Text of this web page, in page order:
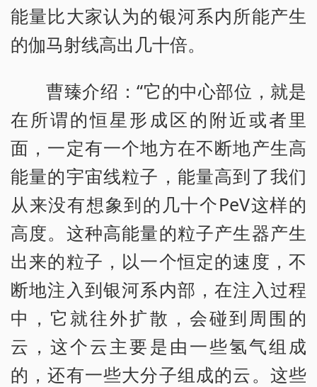
能量比大家认为的银河系内所能产生
的伽马射线高出几十倍。
曹臻介绍：“它的中心部位，就是
在所谓的恒星形成区的附近或者里
面，一定有一个地方在不断地产生高
能量的宇宙线粒子，能量高到了我们
从来没有想象到的几十个PeV这样的
高度。这种高能量的粒子产生器产生
出来的粒子，以一个恒定的速度，不
断地注入到银河系内部，在注入过程
中，它就往外扩散，会碰到周围的
云，这个云主要是由一些氢气组成
的，还有一些大分子组成的云。这些